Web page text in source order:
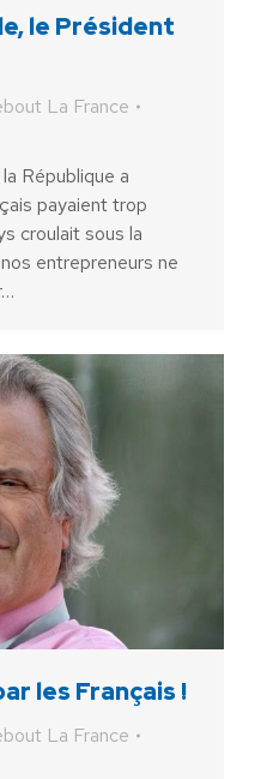
le Président
La France
République a
payaient trop
croulait sous la
entrepreneurs ne
les Français !
La France